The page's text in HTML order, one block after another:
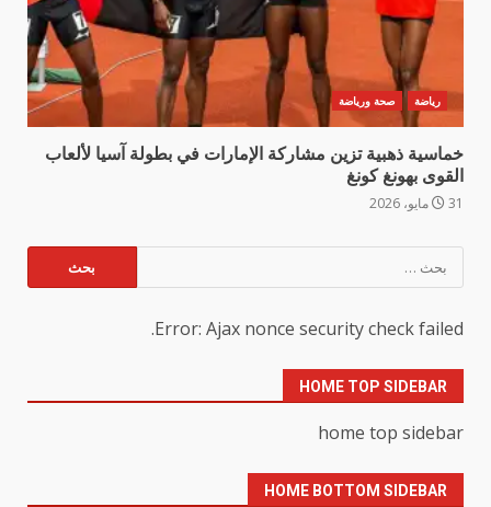
رياضة صحة ورياضة
خماسية ذهبية تزين مشاركة الإمارات في بطولة آسيا لألعاب
القوى بهونغ كونغ
31 مايو، 2026
عن:
Error: Ajax nonce security check failed.
HOME TOP SIDEBAR
home top sidebar
HOME BOTTOM SIDEBAR